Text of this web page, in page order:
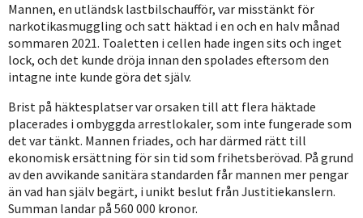
Mannen, en utländsk lastbilschaufför, var misstänkt för
narkotikasmuggling och satt häktad i en och en halv månad
sommaren 2021. Toaletten i cellen hade ingen sits och inget
lock, och det kunde dröja innan den spolades eftersom den
intagne inte kunde göra det själv.
Brist på häktesplatser var orsaken till att flera häktade
placerades i ombyggda arrestlokaler, som inte fungerade som
det var tänkt. Mannen friades, och har därmed rätt till
ekonomisk ersättning för sin tid som frihetsberövad. På grund
av den avvikande sanitära standarden får mannen mer pengar
än vad han själv begärt, i unikt beslut från Justitiekanslern.
Summan landar på 560 000 kronor.